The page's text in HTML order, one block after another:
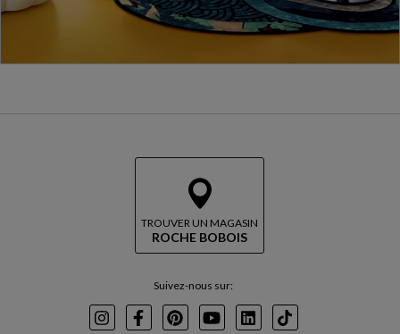
TROUVER UN MAGASIN
ROCHE BOBOIS
Suivez-nous sur:
InstagramFacebookPinterest
YoutubeLinkedInTikTok